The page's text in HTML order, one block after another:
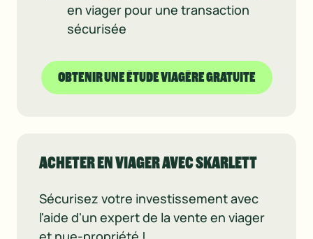
en viager pour une transaction
sécurisée
OBTENIR UNE ÉTUDE VIAGÈRE GRATUITE
ACHETER EN VIAGER AVEC SKARLETT
Sécurisez votre investissement avec
l'aide d'un expert de la vente en viager